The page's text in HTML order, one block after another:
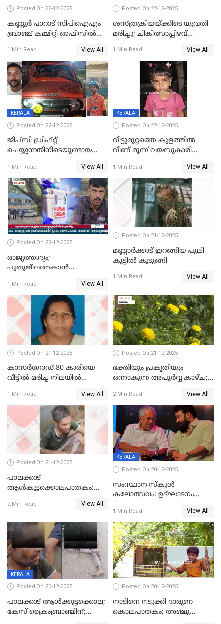
Posted On 22-12-2025
കണ്ണൂർ പാറാട് സിപിഐഎം
ബ്രാഞ്ച് കമ്മിറ്റി ഓഫിസിൽ
ചിത്രങ്ങളടക്കം കത്തിയ
നിലയിൽ
1 Min Read View All
Posted On 22-12-2025
ശസ്ത്രക്രിയയ്‌ക്കിടെ യുവതി
മരിച്ചു; ചികിത്സാപ്പിഴവ്
സംഭവം മാവേലിക്കരയിൽ
1 Min Read View All
KERALA
Posted On 22-12-2025
ജിപ്സി ഡ്രിഫ്റ്റ്
ചെയ്യുന്നതിനിടെയുണ്ടായ
ദാരുണാന്ത്യം; ജീപ്സി
ഓടിച്ചയാൾ അറസ്റ്റിൽ.
1 Min Read View All
KERALA
Posted On 22-12-2025
വീട്ടുമുറ്റത്തെ കുളത്തിൽ
വീണ് മൂന്ന് വയസുകാരി
1 Min Read View All
Posted On 22-12-2025
രാജ്യത്താദ്യം;
പുതുജീവനേകാൻ
എറണാകുളം സർക്കാർ
ജനറൽ
ആശുപത്രിയിലെത്തിച്ചു
1 Min Read View All
Posted On 21-12-2025
മണ്ണാർക്കാട് ഇറങ്ങിയ പുലി
കൂട്ടിൽ കുടുങ്ങി
1 Min Read View All
Posted On 21-12-2025
കാസർഗോഡ് 80 കാരിയെ
വീട്ടിൽ മരിച്ച നിലയിൽ
1 Min Read View All
Posted On 21-12-2025
ഭക്തിയും പ്രകൃതിയും
ഒന്നാകുന്ന അപൂര്‍വ്വ കാഴ്ച;
കാഴ്ചാനുഭവമൊരുക്കി
ശബരീ നന്ദനം
2 Min Read View All
Posted On 21-12-2025
പാലക്കാട്‌
ആൾകൂട്ടക്കൊലപാതകം;
ഊർജ്ജിതമാക്കിമാക്കി
2 Min Read View All
KERALA
Posted On 20-12-2025
സംസ്ഥാന സ്കൂൾ
കലോത്സവം: ഉദ്ഘാടനം
മുഖ്യാതിഥിയായി
മോഹൻലാൽ
1 Min Read View All
KERALA
Posted On 20-12-2025
പാലക്കാട് ആൾക്കൂട്ടക്കൊല;
കേസ് ക്രൈംബ്രാഞ്ചിന്;
Posted On 20-12-2025
നാടിനെ നടുക്കി ദാരുണ
കൊലപാതകം; അഞ്ചു